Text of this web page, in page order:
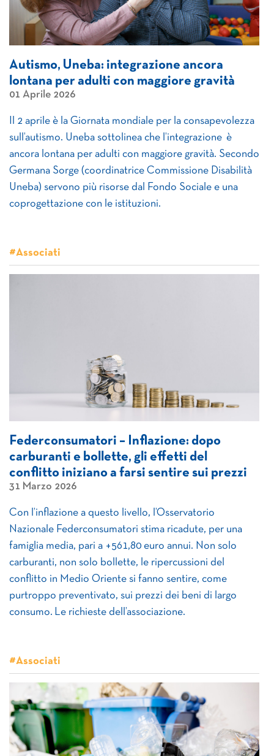
Autismo, Uneba: integrazione ancora
lontana per adulti con maggiore gravità
01 Aprile 2026
Il 2 aprile è la Giornata mondiale per la consapevolezza
sull’autismo. Uneba sottolinea che l’integrazione è
ancora lontana per adulti con maggiore gravità. Secondo
Germana Sorge (coordinatrice Commissione Disabilità
Uneba) servono più risorse dal Fondo Sociale e una
coprogettazione con le istituzioni.
#Associati
Federconsumatori – Inflazione: dopo
carburanti e bollette, gli effetti del
conflitto iniziano a farsi sentire sui prezzi
31 Marzo 2026
Con l’inflazione a questo livello, l’Osservatorio
Nazionale Federconsumatori stima ricadute, per una
famiglia media, pari a +561,80 euro annui. Non solo
carburanti, non solo bollette, le ripercussioni del
conflitto in Medio Oriente si fanno sentire, come
purtroppo preventivato, sui prezzi dei beni di largo
consumo. Le richieste dell’associazione.
#Associati